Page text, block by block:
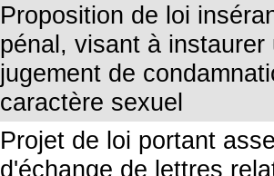
Proposition de loi
pénal, visant à
jugement de
caractère sexuel
Projet de loi portant
d'échange de lettres